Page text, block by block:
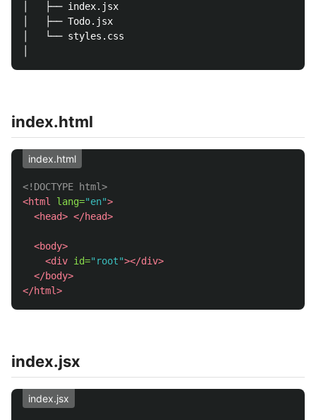
│   ├── index.jsx
│   ├── Todo.jsx
│   └── styles.css
index.html
index.html
<!DOCTYPE html>
<html
lang="en">
<head> </head>
<body>
<div id="root"></div>
</body>
</html>
index.jsx
index.jsx